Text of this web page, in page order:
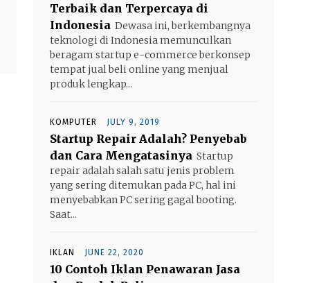
Terbaik dan Terpercaya di
Indonesia Dewasa ini, berkembangnya
teknologi di Indonesia memunculkan
beragam startup e-commerce berkonsep
tempat jual beli online yang menjual
produk lengkap...
KOMPUTER JULY 9, 2019
Startup Repair Adalah? Penyebab
dan Cara Mengatasinya Startup
repair adalah salah satu jenis problem
yang sering ditemukan pada PC, hal ini
menyebabkan PC sering gagal booting.
Saat...
IKLAN JUNE 22, 2020
10 Contoh Iklan Penawaran Jasa